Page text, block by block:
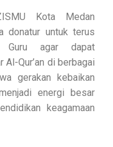
Kota Medan
donatur untuk terus
Guru agar dapat
Al-Qur’an di berbagai
gerakan kebaikan
energi besar
keagamaan